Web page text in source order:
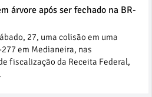
árvore após ser fechado na BR-
27, uma colisão em uma
em Medianeira, nas
fiscalização da Receita Federal,